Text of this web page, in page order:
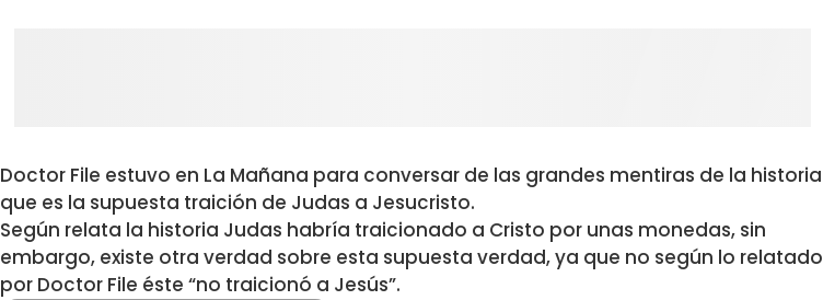
Doctor File estuvo en La Mañana para conversar de las grandes mentiras de la historia
que es la supuesta traición de Judas a Jesucristo.
Según relata la historia Judas habría traicionado a Cristo por unas monedas, sin
embargo, existe otra verdad sobre esta supuesta verdad, ya que no según lo relatado
por Doctor File éste “no traicionó a Jesús”.